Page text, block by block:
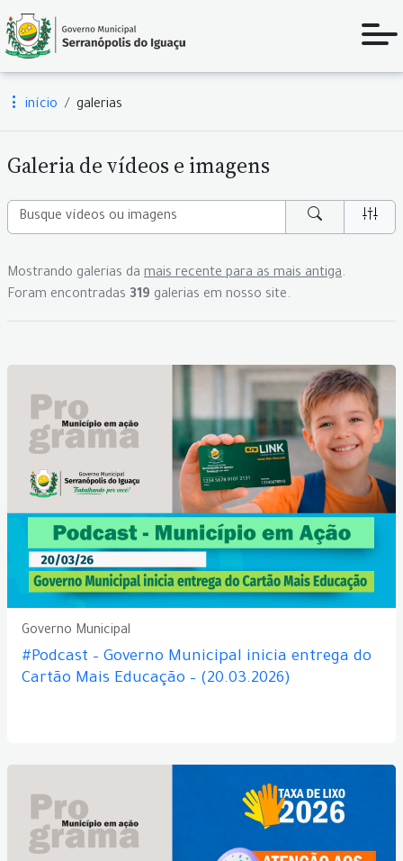
início galerias
Galeria de vídeos e imagens
Mostrando galerias da mais recente para as mais antiga.
Foram encontradas 319 galerias em nosso site.
Governo Municipal
#Podcast – Governo Municipal inicia entrega do
Cartão Mais Educação – (20.03.2026)